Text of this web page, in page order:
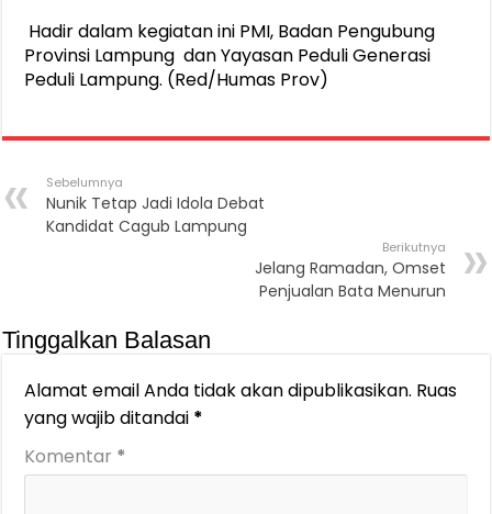
Hadir dalam kegiatan ini PMI, Badan Pengubung
Provinsi Lampung dan Yayasan Peduli Generasi
Peduli Lampung. (Red/Humas Prov)
Sebelumnya
Nunik Tetap Jadi Idola Debat
Kandidat Cagub Lampung
Berikutnya
Jelang Ramadan, Omset
Penjualan Bata Menurun
Tinggalkan Balasan
Alamat email Anda tidak akan dipublikasikan. Ruas
yang wajib ditandai *
Komentar *